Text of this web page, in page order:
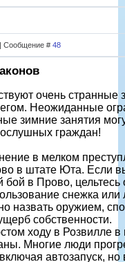
Сообщение # 48
очень странные
Неожиданные
зимние занятия
граждан!
в мелком
в штате Юта. Если
бой в Прово, цельтесь
снежка или
назвать оружием,
собственности.
ходу в Розвилле в
Многие люди
автозапуск, но